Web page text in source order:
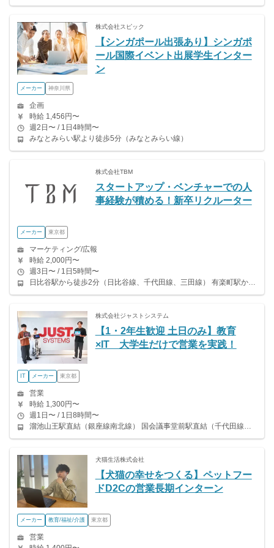
株式会社スピック
【シンガポール出張あり】シンガポ
ール国際イベント出展学生インター
ン
メーカー 神奈川県
企画
時給 1,456円〜
週2日〜 / 1日4時間〜
みなとみらい駅より徒歩5分（みなとみらい線）
株式会社TBM
スタートアップ・ベンチャーでの人
事経験が積める！新卒リクルーター
メーカー 東京都
マーケティング/広報
時給 2,000円〜
週3日〜 / 1日5時間〜
日比谷駅から徒歩2分（日比谷線、千代田線、三田線） 有楽町駅から徒歩5分（山手線、京浜東北線、有楽町線） 銀座駅から徒歩7分（銀座線、日比谷線、有楽町線、丸ノ内線）
株式会社ジャストシステム
【1・2年生歓迎 土日のみ】教育
×IT 大学生だけで営業を実践！
IT メーカー 東京都
営業
時給 1,300円〜
週1日〜 / 1日8時間〜
溜池山王駅直結（銀座線南北線） 国会議事堂前駅直結（千代田線丸ノ内線） 神谷町駅から徒歩約10分（日比谷線） 虎ノ門ヒルズ駅から徒歩約5分（日比谷線）
犬猫生活株式会社
【犬猫の幸せをつくる】ペットフー
ドD2Cの営業長期インターン
メーカー 教育/福祉/介護 東京都
営業